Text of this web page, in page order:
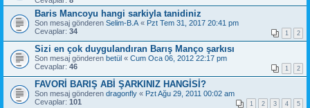
Baris Mancoyu hangi sarkiyla tanidiniz
Son mesaj gönderen Selim-B.A « Pzt Tem 31, 2017 20:41 pm
Cevaplar: 34 1 2
Sizi en çok duygulandıran Barış Manço şarkısı
Son mesaj gönderen betül « Cum Oca 06, 2012 22:17 pm
Cevaplar: 46 1 2
FAVORİ BARIŞ ABİ ŞARKINIZ HANGİSİ?
Son mesaj gönderen dragonfly « Pzt Ağu 29, 2011 00:02 am
Cevaplar: 101 1 2 3 4 5